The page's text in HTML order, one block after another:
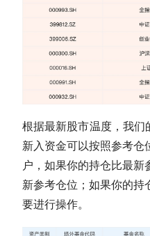
根据最新股市温度，我们
新入资金可以按照参考仓
户，如果你的持仓比最新
新参考仓位 ；如果你的
要进行操作。